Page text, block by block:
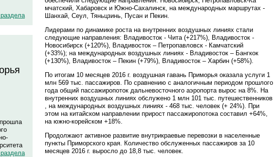
мчатский, Хабаровск и Южно-Сахалинск, на международных маршрутах -
Шанхай, Сеул, Тяньцзинь, Пусан и Пекин.
Лидерами по динамике роста на внутренних воздушных линиях стали
следующие направления: Владивосток - Чита (+217%), Владивосток -
Новосибирск (+120%), Владивосток – Петропавловск - Камчатский
(+33%); на международных воздушных линиях - Владивосток – Бангкок
(+130%), Владивосток – Пекин (+79%), Владивосток – Харбин (+58%).
По итогам 10 месяцев 2016 г. воздушная гавань Приморья оказала услуги 1
млн 569 тыс. пассажиров. По сравнению с аналогичным периодом прошлого
года общий пассажиропоток дальневосточного аэропорта вырос на 8%. На
внутренних воздушных линиях обслужено 1 млн 101 тыс. путешественников
, на международных воздушных линиях - 468 тыс. человек (+ 24%). При
этом на китайском направлении прирост пассажиропотока составил +64%,
на южно-корейском +18%.
Продолжают активное развитие внутрикраевые перевозки в населенные
пункты Приморского края. Количество обслуженных пассажиров за 10
месяцев 2016 г. выросло до 18,8 тыс. человек.